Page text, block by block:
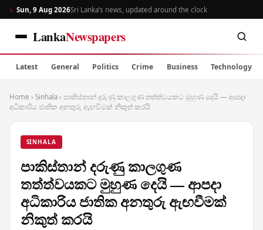
Sun, 9 Aug 2026Sri Lanka’s news, updated around the clock
LankaNewspapers
Latest General Politics Crime Business Technology
Home › Sinhala › පාකිස්තාන් දරුණු කාලගුණ තත්ත්වයකට මුහුණ දෙයි — ආපදා
අධිකාරිය ජාතික අනතුරු ඇඟවීමක් නිකුත් කරයි
SINHALA
පාකිස්තාන් දරුණු කාලගුණ
තත්ත්වයකට මුහුණ දෙයි — ආපදා
අධිකාරිය ජාතික අනතුරු ඇඟවීමක්
නිකුත් කරයි